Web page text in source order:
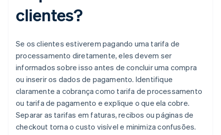
clientes?
Se os clientes estiverem pagando uma tarifa de
processamento diretamente, eles devem ser
informados sobre isso antes de concluir uma compra
ou inserir os dados de pagamento. Identifique
claramente a cobrança como tarifa de processamento
ou tarifa de pagamento e explique o que ela cobre.
Separar as tarifas em faturas, recibos ou páginas de
checkout torna o custo visível e minimiza confusões.